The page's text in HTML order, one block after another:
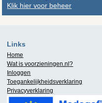
Klik hier voor beheer
Links
Home
Wat is voorzieningen.nl?
Inloggen
Toegankelijkheidsverklaring
Privacyverklaring